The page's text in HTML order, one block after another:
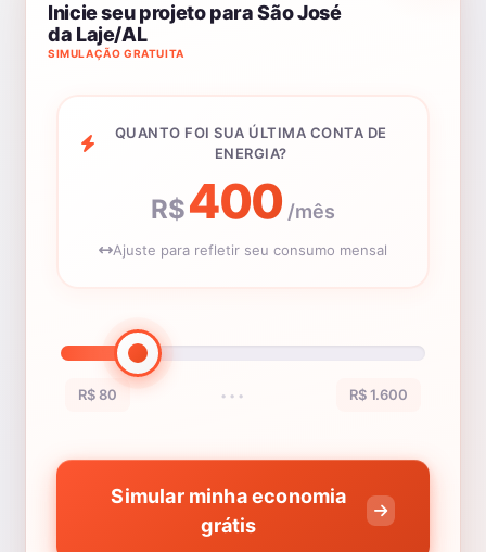
SIMULAÇÃO GRATUITA
Inicie seu projeto para São José
da Laje/AL
QUANTO FOI SUA ÚLTIMA CONTA DE
ENERGIA?
R$400 /mês
Ajuste para refletir seu consumo mensal
R$ 80 ••• R$ 1.600
Simular minha economia
grátis